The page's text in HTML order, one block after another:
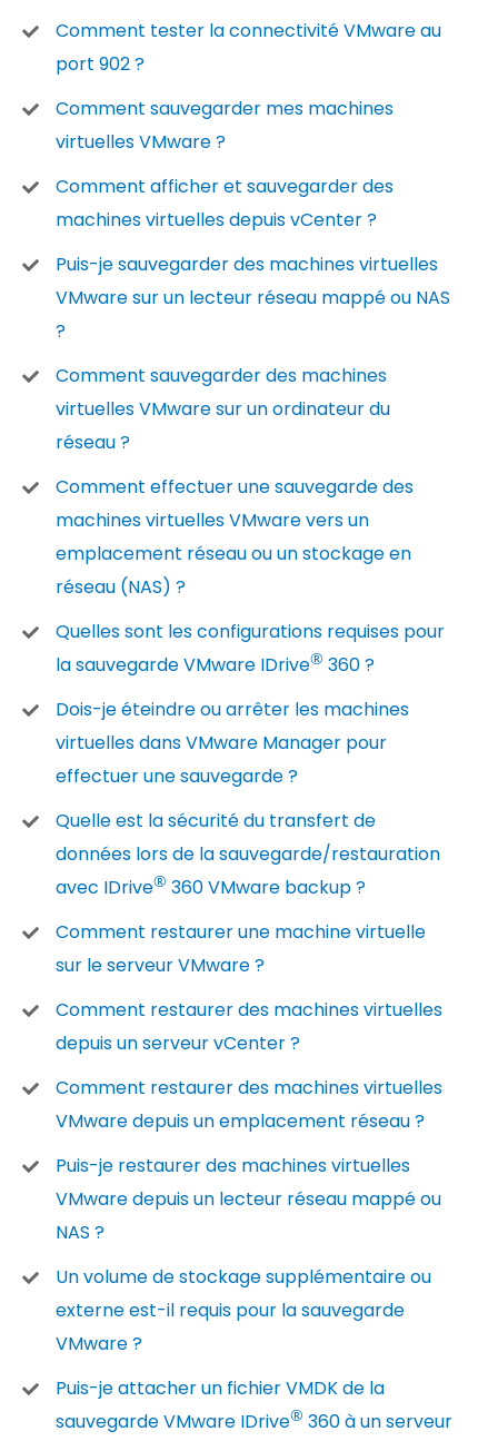
Comment tester la connectivité VMware au
port 902 ?
Comment sauvegarder mes machines
virtuelles VMware ?
Comment afficher et sauvegarder des
machines virtuelles depuis vCenter ?
Puis-je sauvegarder des machines virtuelles
VMware sur un lecteur réseau mappé ou NAS
?
Comment sauvegarder des machines
virtuelles VMware sur un ordinateur du
réseau ?
Comment effectuer une sauvegarde des
machines virtuelles VMware vers un
emplacement réseau ou un stockage en
réseau (NAS) ?
Quelles sont les configurations requises pour
la sauvegarde VMware IDrive® 360 ?
Dois-je éteindre ou arrêter les machines
virtuelles dans VMware Manager pour
effectuer une sauvegarde ?
Quelle est la sécurité du transfert de
données lors de la sauvegarde/restauration
avec IDrive® 360 VMware backup ?
Comment restaurer une machine virtuelle
sur le serveur VMware ?
Comment restaurer des machines virtuelles
depuis un serveur vCenter ?
Comment restaurer des machines virtuelles
VMware depuis un emplacement réseau ?
Puis-je restaurer des machines virtuelles
VMware depuis un lecteur réseau mappé ou
NAS ?
Un volume de stockage supplémentaire ou
externe est-il requis pour la sauvegarde
VMware ?
Puis-je attacher un fichier VMDK de la
sauvegarde VMware IDrive® 360 à un serveur